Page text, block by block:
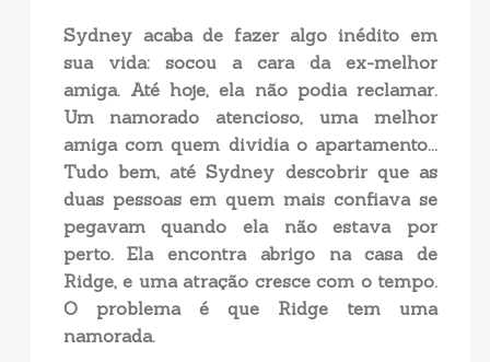
Sydney acaba de fazer algo inédito em
sua vida: socou a cara da ex-melhor
amiga. Até hoje, ela não podia reclamar.
Um namorado atencioso, uma melhor
amiga com quem dividia o apartamento...
Tudo bem, até Sydney descobrir que as
duas pessoas em quem mais confiava se
pegavam quando ela não estava por
perto. Ela encontra abrigo na casa de
Ridge, e uma atração cresce com o tempo.
O problema é que Ridge tem uma
namorada.